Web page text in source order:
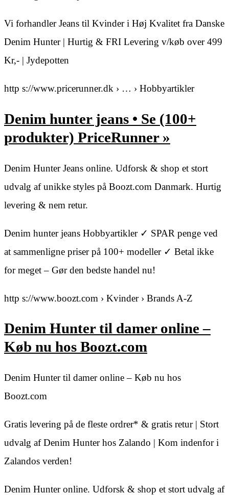
Vi forhandler Jeans til Kvinder i Høj Kvalitet fra Danske
Denim Hunter | Hurtig & FRI Levering v/køb over 499
Kr,- | Jydepotten
http s://www.pricerunner.dk › … › Hobbyartikler
Denim hunter jeans • Se (100+
produkter) PriceRunner »
Denim Hunter Jeans online. Udforsk & shop et stort
udvalg af unikke styles på Boozt.com Danmark. Hurtig
levering & nem retur.
Denim hunter jeans Hobbyartikler ✓ SPAR penge ved
at sammenligne priser på 100+ modeller ✓ Betal ikke
for meget – Gør den bedste handel nu!
http s://www.boozt.com › Kvinder › Brands A-Z
Denim Hunter til damer online –
Køb nu hos Boozt.com
Denim Hunter til damer online – Køb nu hos
Boozt.com
Gratis levering på de fleste ordrer* & gratis retur | Stort
udvalg af Denim Hunter hos Zalando | Kom indenfor i
Zalandos verden!
Denim Hunter online. Udforsk & shop et stort udvalg af